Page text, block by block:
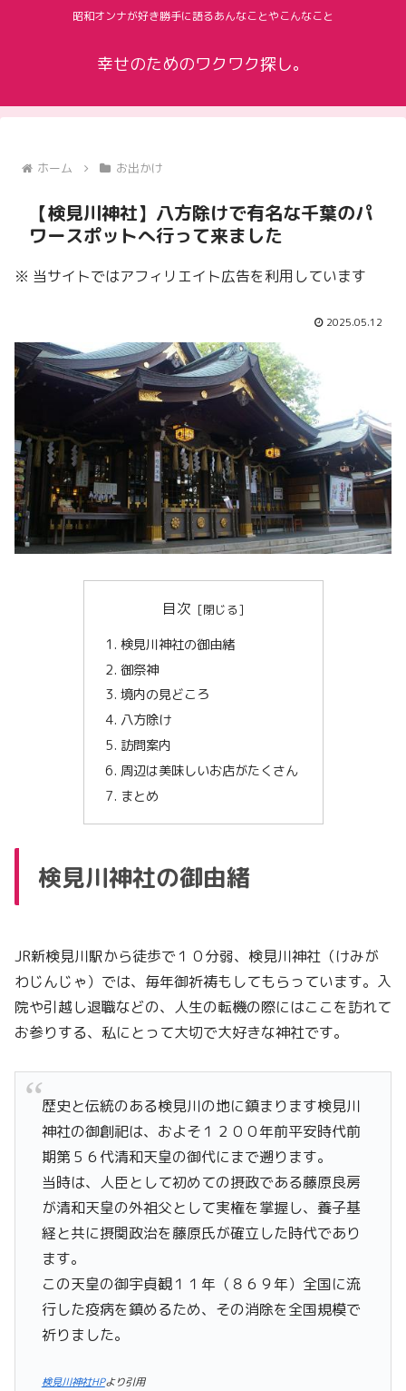
昭和オンナが好き勝手に語るあんなことやこんなこと
幸せのためのワクワク探し。
ホーム お出かけ
【検見川神社】八方除けで有名な千葉のパ
ワースポットへ行って来ました
※ 当サイトではアフィリエイト広告を利用しています
2025.05.12
目次
検見川神社の御由緒
御祭神
境内の見どころ
八方除け
訪問案内
周辺は美味しいお店がたくさん
まとめ
検見川神社の御由緒
JR新検見川駅から徒歩で１０分弱、検見川神社（けみが
わじんじゃ）では、毎年御祈祷もしてもらっています。入
院や引越し退職などの、人生の転機の際にはここを訪れて
お参りする、私にとって大切で大好きな神社です。
歴史と伝統のある検見川の地に鎮まります検見川
神社の御創祀は、およそ１２００年前平安時代前
期第５６代清和天皇の御代にまで遡ります。
当時は、人臣として初めての摂政である藤原良房
が清和天皇の外祖父として実権を掌握し、養子基
経と共に摂関政治を藤原氏が確立した時代であり
ます。
この天皇の御宇貞観１１年（８６９年）全国に流
行した疫病を鎮めるため、その消除を全国規模で
祈りました。
検見川神社HPより引用